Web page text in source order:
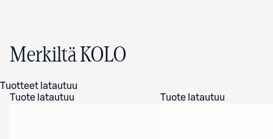
Merkiltä KOLO
Tuotteet latautuu
Tuote latautuu
Tuote latautuu